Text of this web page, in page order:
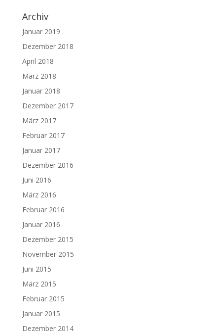
Archiv
Januar 2019
Dezember 2018
April 2018
März 2018
Januar 2018
Dezember 2017
März 2017
Februar 2017
Januar 2017
Dezember 2016
Juni 2016
März 2016
Februar 2016
Januar 2016
Dezember 2015
November 2015
Juni 2015
März 2015
Februar 2015
Januar 2015
Dezember 2014